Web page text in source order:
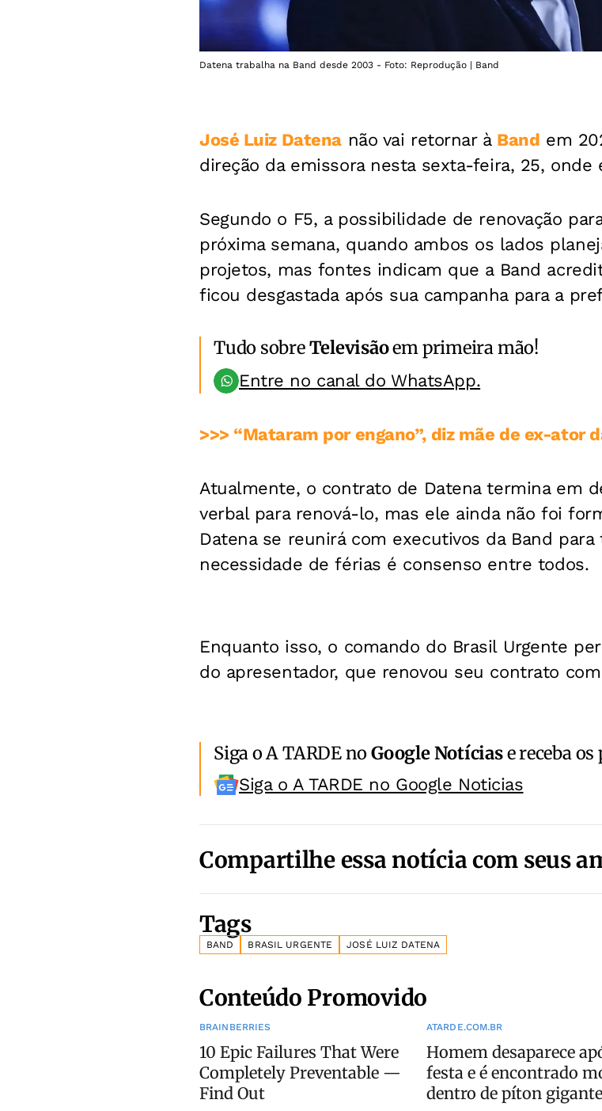
Datena trabalha na Band desde 2003 - Foto: Reprodução | Band
José Luiz Datenanão vai retornar à Band em
direção da emissora nesta sexta-feira, 25, onde
Segundo o F5, a possibilidade de renovação
próxima semana, quando ambos os lados
projetos, mas fontes indicam que a Band
ficou desgastada após sua campanha para a
Tudo sobreTelevisãoem primeira mão!
Entre no canal do WhatsApp.
>>> “Mataram por engano”, diz mãe de ex-ator
Atualmente, o contrato de Datena termina em
verbal para renová-lo, mas ele ainda não foi
Datena se reunirá com executivos da Band
necessidade de férias é consenso entre todos.
Enquanto isso, o comando do Brasil Urgente
do apresentador, que renovou seu contrato
Siga o A TARDE noGoogle Notíciase receba
Siga o A TARDE no Google Noticias
Compartilhe essa notícia com seus
Tags
BAND BRASIL URGENTE JOSÉ LUIZ DATENA